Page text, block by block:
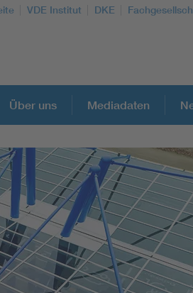
VDE Institut DKE
Über uns Mediadaten